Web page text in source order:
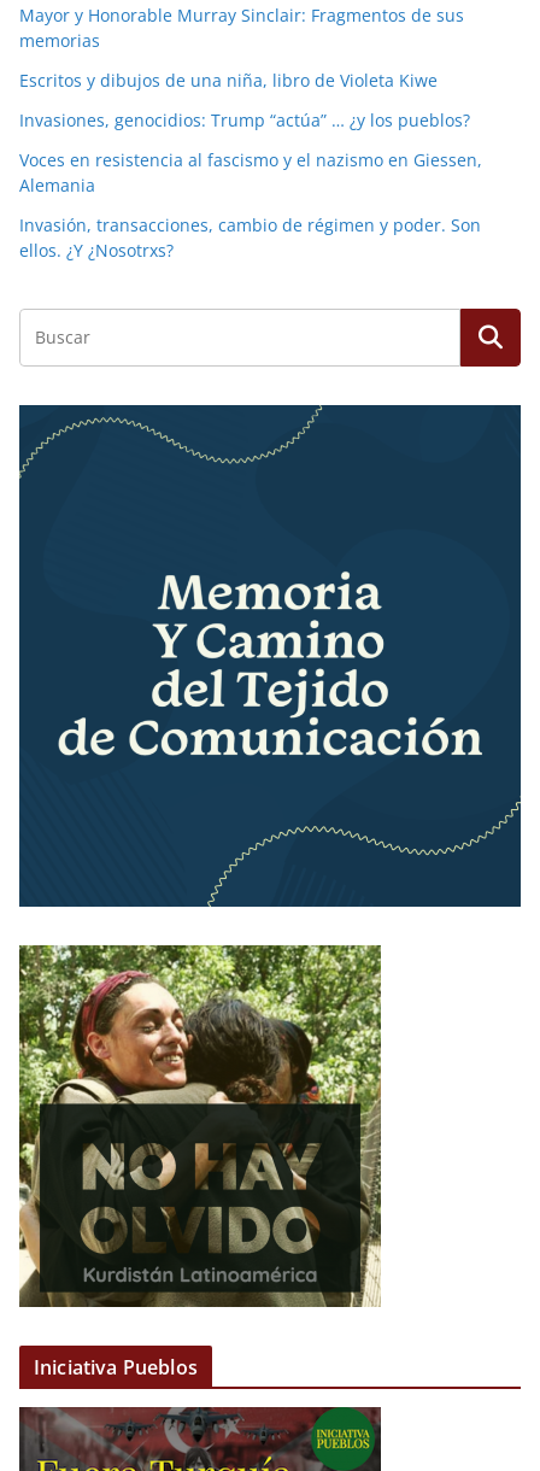
Mayor y Honorable Murray Sinclair: Fragmentos de sus
memorias
Escritos y dibujos de una niña, libro de Violeta Kiwe
Invasiones, genocidios: Trump “actúa” … ¿y los pueblos?
Voces en resistencia al fascismo y el nazismo en Giessen,
Alemania
Invasión, transacciones, cambio de régimen y poder. Son
ellos. ¿Y ¿Nosotrxs?
Iniciativa Pueblos